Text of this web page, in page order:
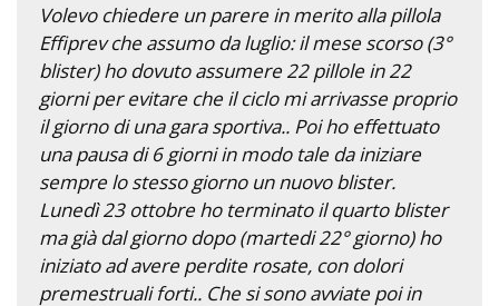
Volevo chiedere un parere in merito alla pillola
Effiprev che assumo da luglio: il mese scorso (3°
blister) ho dovuto assumere 22 pillole in 22
giorni per evitare che il ciclo mi arrivasse proprio
il giorno di una gara sportiva.. Poi ho effettuato
una pausa di 6 giorni in modo tale da iniziare
sempre lo stesso giorno un nuovo blister.
Lunedì 23 ottobre ho terminato il quarto blister
ma già dal giorno dopo (martedi 22° giorno) ho
iniziato ad avere perdite rosate, con dolori
premestruali forti.. Che si sono avviate poi in